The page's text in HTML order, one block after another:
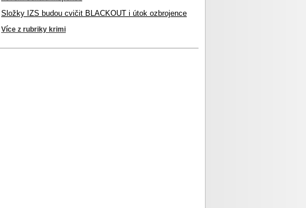
Složky IZS budou cvičit BLACKOUT i útok ozbrojence
Více z rubriky krimi